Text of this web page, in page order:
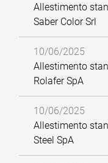
Allestimento
Saber Color Srl
10/06/2025
Allestimento
Rolafer SpA
10/06/2025
Allestimento
Steel SpA